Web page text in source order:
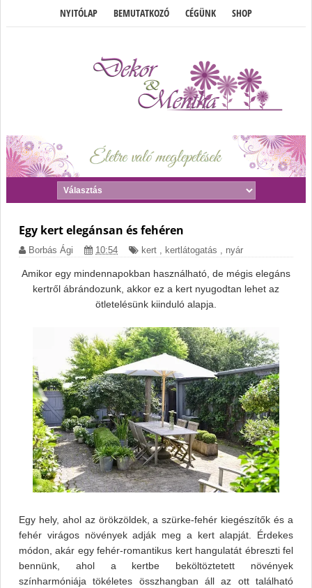
NYITÓLAP BEMUTATKOZÓ CÉGÜNK SHOP
Egy kert elegánsan és fehéren
Borbás Ági 10:54 kert , kertlátogatás , nyár
Amikor egy mindennapokban használható, de mégis elegáns
kertről ábrándozunk, akkor ez a kert nyugodtan lehet az
ötletelésünk kiinduló alapja.
Egy hely, ahol az örökzöldek, a szürke-fehér kiegészítők és a
fehér virágos növények adják meg a kert alapját. Érdekes
módon, akár egy fehér-romantikus kert hangulatát ébreszti fel
bennünk, ahol a kertbe beköltöztetett növények
színharmóniája tökéletes összhangban áll az ott található